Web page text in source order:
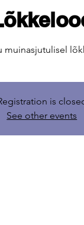
muinasjutulisel
is
See other events